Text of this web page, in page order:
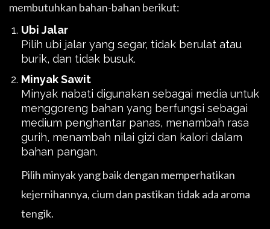
membutuhkan bahan-bahan berikut:
Ubi Jalar
Pilih ubi jalar yang segar, tidak berulat atau
burik, dan tidak busuk.
Minyak Sawit
Minyak nabati digunakan sebagai media untuk
menggoreng bahan yang berfungsi sebagai
medium penghantar panas, menambah rasa
gurih, menambah nilai gizi dan kalori dalam
bahan pangan.
Pilih minyak yang baik dengan memperhatikan
kejernihannya, cium dan pastikan tidak ada aroma
tengik.